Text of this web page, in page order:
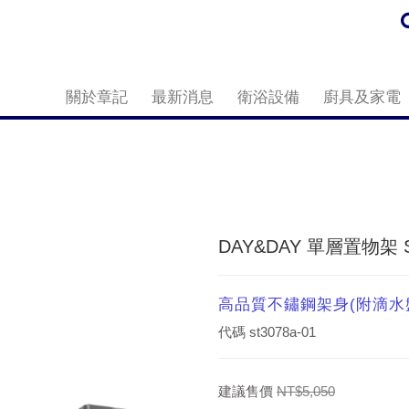
關於章記 最新消息 衛浴設備 廚具及家電
DAY&DAY 單層置物架
高品質不鏽鋼架身(附滴
代碼 st3078a-01
建議售價 NT$5,050